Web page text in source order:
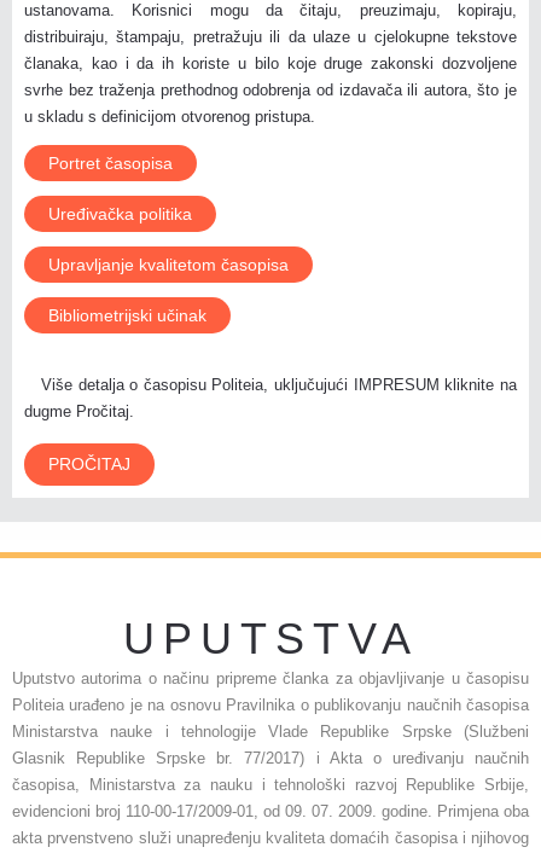
ustanovama. Korisnici mogu da čitaju, preuzimaju, kopiraju,
distribuiraju, štampaju, pretražuju ili da ulaze u cjelokupne tekstove
članaka, kao i da ih koriste u bilo koje druge zakonski dozvoljene
svrhe bez traženja prethodnog odobrenja od izdavača ili autora, što je
u skladu s definicijom otvorenog pristupa.
Portret časopisa
Uređivačka politika
Upravljanje kvalitetom časopisa
Bibliometrijski učinak
Više detalja o časopisu Politeia, uključujući IMPRESUM kliknite na
dugme Pročitaj.
PROČITAJ
UPUTSTVA
Uputstvo autorima o načinu pripreme članka za objavljivanje u časopisu
Politeia urađeno je na osnovu Pravilnika o publikovanju naučnih časopisa
Ministarstva nauke i tehnologije Vlade Republike Srpske (Službeni
Glasnik Republike Srpske br. 77/2017) i Akta o uređivanju naučnih
časopisa, Ministarstva za nauku i tehnološki razvoj Republike Srbije,
evidencioni broj 110-00-17/2009-01, od 09. 07. 2009. godine. Primjena oba
akta prvenstveno služi unapređenju kvaliteta domaćih časopisa i njihovog